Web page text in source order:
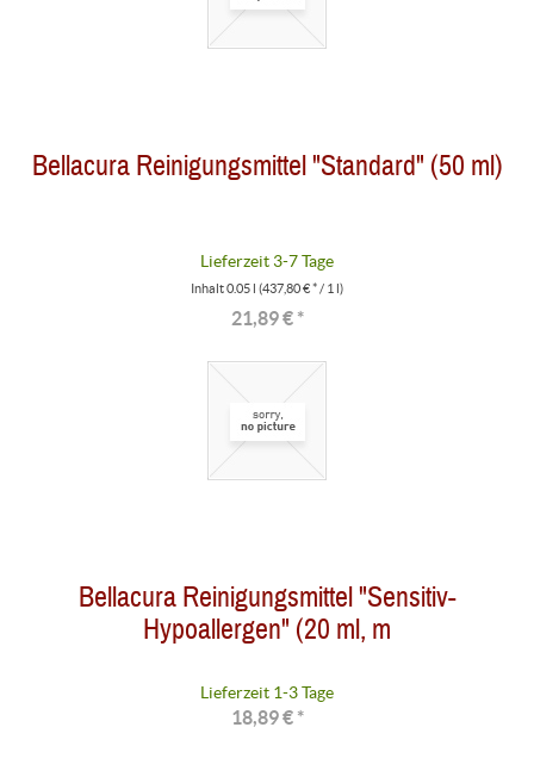
Bellacura Reinigungsmittel "Standard" (50 ml)
Lieferzeit 3-7 Tage
Inhalt0.05 l(437,80 € * / 1 l)
21,89 € *
Bellacura Reinigungsmittel "Sensitiv-
Hypoallergen" (20 ml, m
Lieferzeit 1-3 Tage
18,89 € *